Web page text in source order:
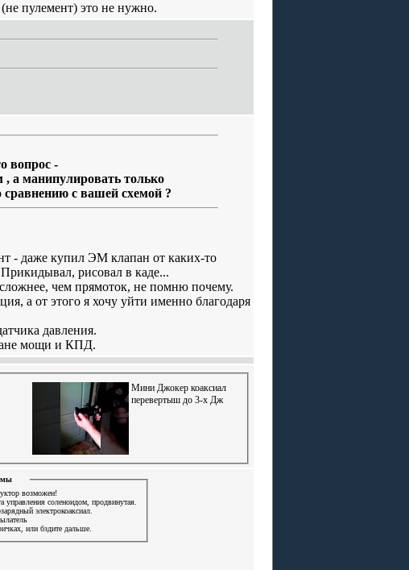
пулемент) это не нужно.
вопрос -
, а манипулировать только
с вашей схемой ?
- даже купил ЭМ клапан от каких-то
рисовал в каде...
чем прямоток, не помню почему.
а от этого я хочу уйти именно благодаря
давления.
мощи и КПД.
Мини Джокер коаксиал
перевертыш до 3-х Дж
возможен!
управления соленоидом, продвинутая.
электрокоаксиал.
или бздите дальше.